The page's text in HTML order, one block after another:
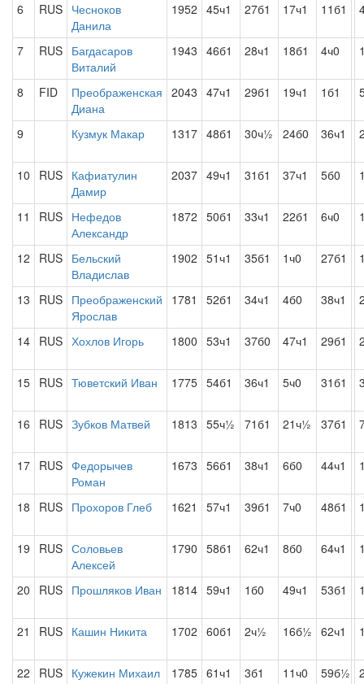
6 RUS Чесноков
Данила
1952 45ч1 27б1 17ч1 11б1
7 RUS Багдасаров
Виталий
1943 46б1 28ч1 18б1 4ч0
8 FID
Преображенская
Диана
2043 47ч1 29б1 19ч1 1б1
9 Кузмук Макар 1317 48б1 30ч½ 24б0 36ч1
10 RUS Кафиатулин
Дамир
2037 49ч1 31б1 37ч1 5б0
11 RUS Нефедов
Александр
1872 50б1 33ч1 22б1 6ч0
12 RUS Бельский
Владислав
1902 51ч1 35б1 1ч0 27б1
13 RUS Преображенский
Ярослав
1781 52б1 34ч1 4б0 38ч1
14 RUS Хохлов Игорь 1800 53ч1 37б0 47ч1 29б1
15 RUS Тюветский Иван 1775 54б1 36ч1 5ч0 31б1
16 RUS Зубков Матвей 1813 55ч½ 71б1 21ч½ 37б1
17 RUS Федорычев
Роман
1673 56б1 38ч1 6б0 44ч1
18 RUS Прохоров Глеб 1621 57ч1 39б1 7ч0 48б1
19 RUS Соловьев
Алексей
1790 58б1 62ч1 8б0 64ч1
20 RUS Прошляков Иван 1814 59ч1 1б0 49ч1 53б1
21 RUS Кашин Никита 1702 60б1 2ч½ 16б½ 62ч1
22 RUS Кужекин Михаил 1785 61ч1 3б1 11ч0 59б½